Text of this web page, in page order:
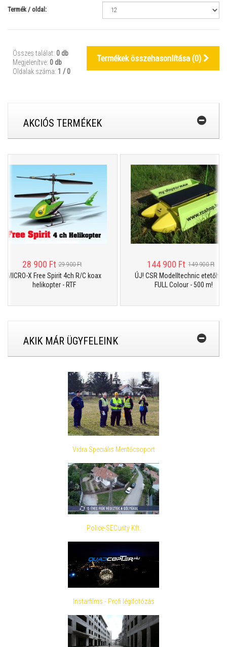
Termék / oldal:
Összes találat: 0 db
Megjelenítve: 0 db
Oldalak száma: 1 / 0
Termékek összehasonlítása (0)
AKCIÓS TERMÉKEK
28 900 Ft 29 900 Ft
MICRO-X Free Spirit 4ch R/C koax
helikopter - RTF
144 900 Ft 149 900 Ft
ÚJ! CSR Modelltechnic etetőhajó
FULL Colour - 500 m!
AKIK MÁR ÜGYFELEINK
Vidra Speciális Mentőcsoport
Police-SECurity Kft.
Instarfilms - Profi légifotózás